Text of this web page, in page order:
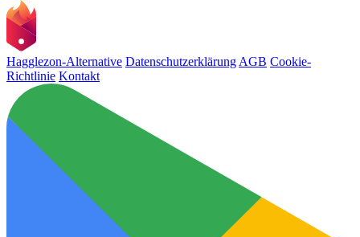
Hagglezon-Alternative Datenschutzerklärung AGB Cookie-
Richtlinie Kontakt